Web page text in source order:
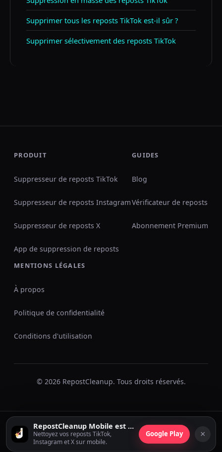
Supprimer tous les reposts TikTok est-il sûr ?
Supprimer sélectivement des reposts TikTok
PRODUIT
Suppresseur de reposts TikTok
Suppresseur de reposts Instagram
Suppresseur de reposts X
App de suppression de reposts
GUIDES
Blog
Vérificateur de reposts
Abonnement Premium
MENTIONS LÉGALES
À propos
Politique de confidentialité
Conditions d'utilisation
© 2026 RepostCleanup. Tous droits réservés.
RepostCleanup Mobile est disponible
Nettoyez vos reposts TikTok,
Instagram et X sur mobile.
Google Play ×